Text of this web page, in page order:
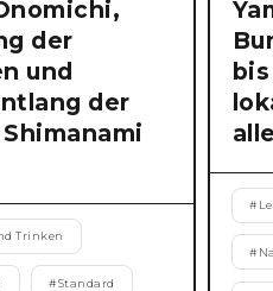
der
und
der
Trinken
#Standard
#
#